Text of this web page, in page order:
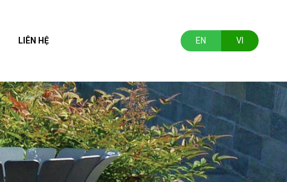
LIÊN HỆ EN VI